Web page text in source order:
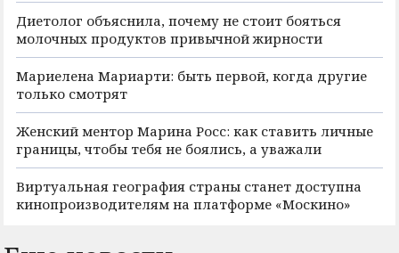
Диетолог объяснила, почему не стоит бояться
молочных продуктов привычной жирности
Мариелена Мариарти: быть первой, когда другие
только смотрят
Женский ментор Марина Росс: как ставить личные
границы, чтобы тебя не боялись, а уважали
Виртуальная география страны станет доступна
кинопроизводителям на платформе «Москино»